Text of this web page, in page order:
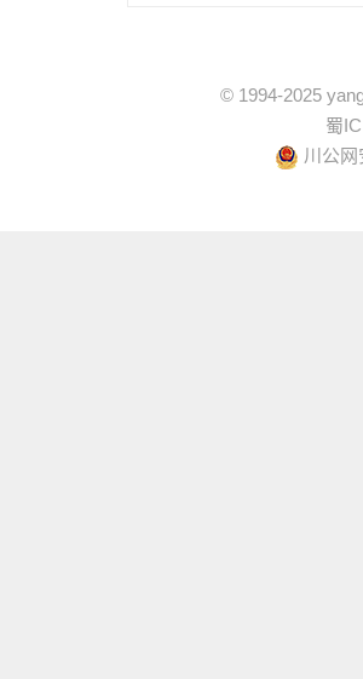
© 1994-2025
蜀
川公网